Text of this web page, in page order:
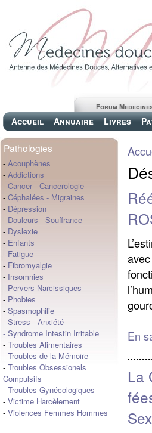
Accueil Annuaire Livres
Forum
Pathologies
- Acouphènes
- Addictions
- Cancer - Cancerologie
- Céphalées - Migraines
- Dépression
- Douleurs - Souffrance
- Dyslexie
- Enfants
- Fatigue
- Fibromyalgie
- Insomnies
- Pervers Narcissiques
- Phobies
- Spasmophilie
- Stress - Anxiété
- Syndrome Intestin Irritable
- Troubles Alimentaires
- Troubles de la Mémoire
- Troubles Obsessionels
Compulsifs
- Troubles Gynécologiques
- Victime Harcèlement
- Violences Femmes Hommes
En
La